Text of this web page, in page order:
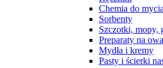
Chemia do
Sorbenty
Szczotki, mopy,
Preparaty na
Mydła i kremy
Pasty i ścierki